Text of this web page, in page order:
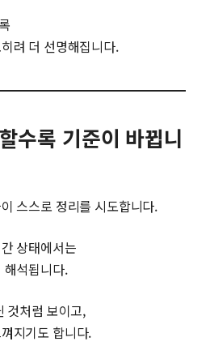
려 더 선명해집니다.
수록 기준이 바뀝니
스스로 정리를 시도합니다.
상태에서는
해석됩니다.
것처럼 보이고,
지기도 합니다.